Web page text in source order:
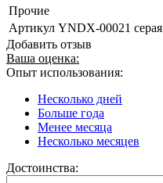
Прочие
Артикул YNDX-00021 серая
Добавить отзыв
Ваша оценка:
Опыт использования:
Несколько дней
Больше года
Менее месяца
Несколько месяцев
Достоинства: